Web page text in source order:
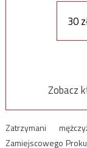
30
Zobacz
Zatrzymani
Zamiejscowego